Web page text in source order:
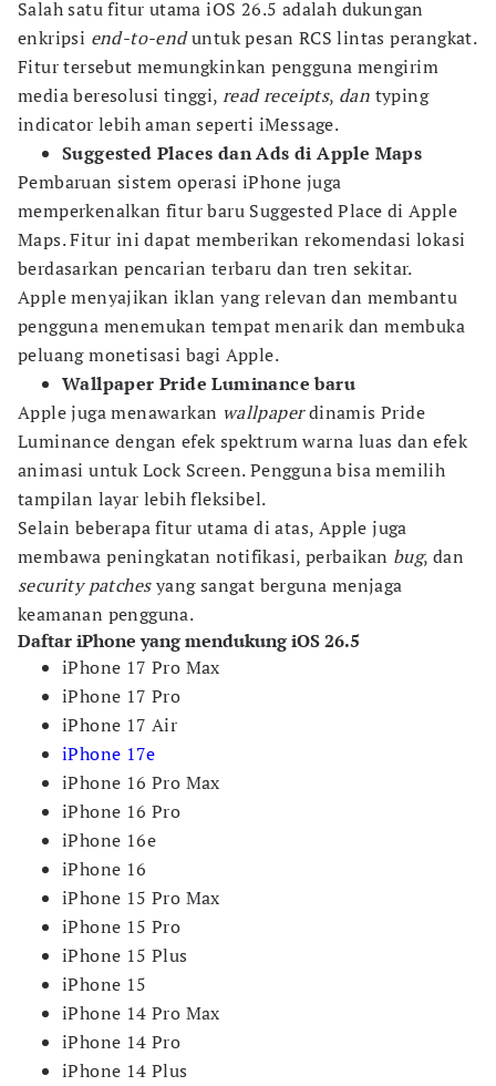
Salah satu fitur utama iOS 26.5 adalah dukungan
enkripsi end-to-enduntuk pesan RCS lintas perangkat.
Fitur tersebut memungkinkan pengguna mengirim
media beresolusi tinggi, read receipts, dan typing
indicator lebih aman seperti iMessage.
Suggested Places dan Ads di Apple Maps
Pembaruan sistem operasi iPhone juga
memperkenalkan fitur baru Suggested Place di Apple
Maps. Fitur ini dapat memberikan rekomendasi lokasi
berdasarkan pencarian terbaru dan tren sekitar.
Apple menyajikan iklan yang relevan dan membantu
pengguna menemukan tempat menarik dan membuka
peluang monetisasi bagi Apple.
Wallpaper Pride Luminance baru
Apple juga menawarkan wallpaperdinamis Pride
Luminance dengan efek spektrum warna luas dan efek
animasi untuk Lock Screen. Pengguna bisa memilih
tampilan layar lebih fleksibel.
Selain beberapa fitur utama di atas, Apple juga
membawa peningkatan notifikasi, perbaikan bug, dan
security patchesyang sangat berguna menjaga
keamanan pengguna.
Daftar iPhone yang mendukung iOS 26.5
iPhone 17 Pro Max
iPhone 17 Pro
iPhone 17 Air
iPhone 17e
iPhone 16 Pro Max
iPhone 16 Pro
iPhone 16e
iPhone 16
iPhone 15 Pro Max
iPhone 15 Pro
iPhone 15 Plus
iPhone 15
iPhone 14 Pro Max
iPhone 14 Pro
iPhone 14 Plus